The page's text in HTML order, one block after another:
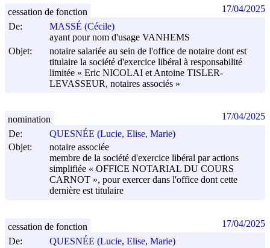
De:
MASSÉ (Cécile)
ayant pour nom d'usage VANHEMS
Objet:
notaire salariée au sein de l'office de notaire dont est
titulaire la société d'exercice libéral à responsabilité
limitée « Eric NICOLAI et Antoine TISLER-
LEVASSEUR, notaires associés »
cessation de fonction 17/04/2025
De:
QUESNÉE (Lucie, Elise, Marie)
Objet:
notaire associée
membre de la société d'exercice libéral par actions
simplifiée « OFFICE NOTARIAL DU COURS
CARNOT », pour exercer dans l'office dont cette
dernière est titulaire
nomination 17/04/2025
De:
QUESNÉE (Lucie, Elise, Marie)
cessation de fonction 17/04/2025